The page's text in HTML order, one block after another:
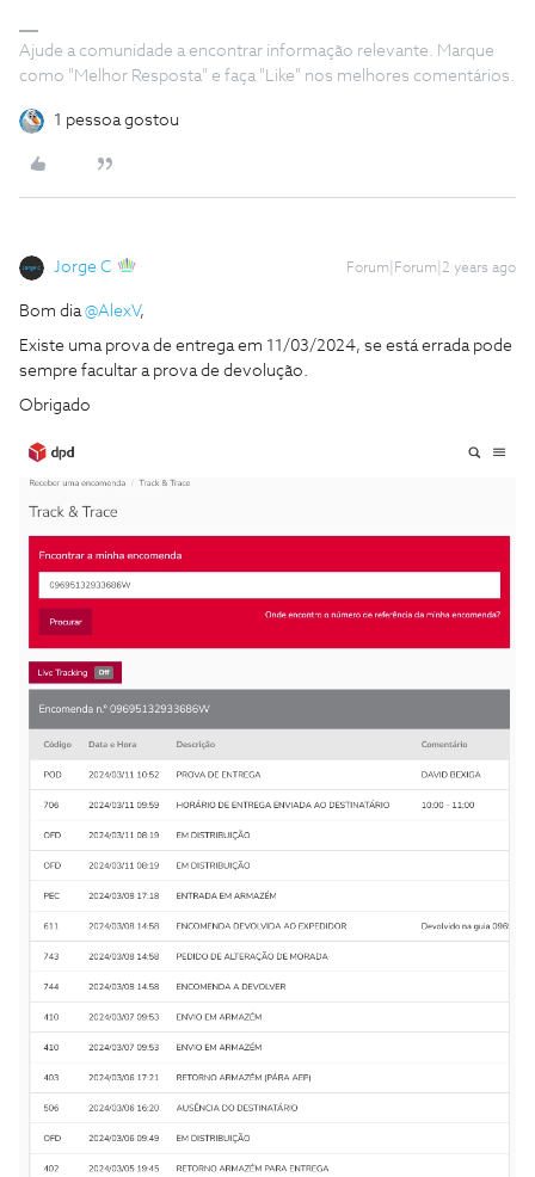
Ajude a comunidade a encontrar informação relevante. Marque
como "Melhor Resposta" e faça "Like" nos melhores comentários.
1 pessoa gostou
Jorge C Forum|Forum|2 years ago
Bom dia@AlexV,
Existe uma prova de entrega em 11/03/2024, se está errada pode
sempre facultar a prova de devolução.
Obrigado